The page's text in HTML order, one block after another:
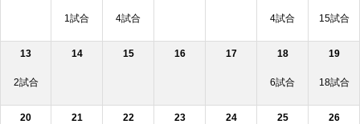
1試合 4試合 4試合 15試合
13
2試合
14 15 16 17 18
6試合
19
18試合
20 21 22 23 24 25 26